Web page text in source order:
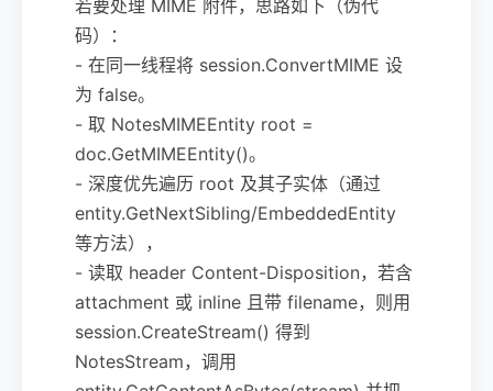
若要处理 MIME 附件，思路如下（伪代
码）：
- 在同一线程将 session.ConvertMIME 设
为 false。
- 取 NotesMIMEEntity root =
doc.GetMIMEEntity()。
- 深度优先遍历 root 及其子实体（通过
entity.GetNextSibling/EmbeddedEntity
等方法），
- 读取 header Content-Disposition，若含
attachment 或 inline 且带 filename，则用
session.CreateStream() 得到
NotesStream，调用